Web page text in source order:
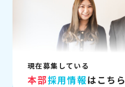
現在募集している
本部採用情報はこちら